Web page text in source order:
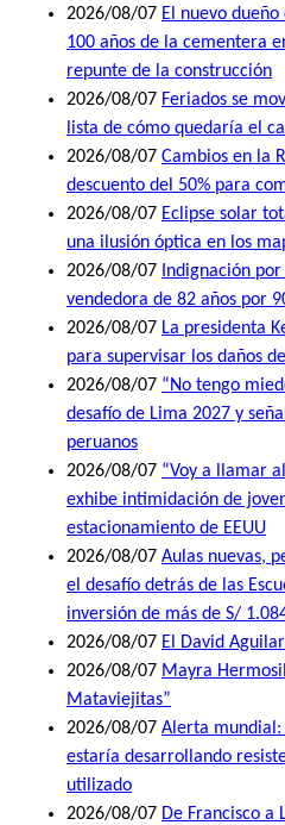
2026/08/07 El nuevo
100 años de la cementera
repunte de la construcción
2026/08/07 Feriados se
lista de cómo quedaría el
2026/08/07 Cambios en la
descuento del 50% para
2026/08/07 Eclipse solar
una ilusión óptica en los
2026/08/07 Indignación
vendedora de 82 años por
2026/08/07 La presidenta
para supervisar los daños
2026/08/07 “No tengo
desafío de Lima 2027 y
peruanos
2026/08/07 “Voy a llamar
exhibe intimidación de
estacionamiento de EEUU
2026/08/07 Aulas nuevas,
el desafío detrás de las
inversión de más de S/
2026/08/07 El David
2026/08/07 Mayra
Mataviejitas”
2026/08/07 Alerta mundial:
estaría desarrollando
utilizado
2026/08/07 De Francisco a